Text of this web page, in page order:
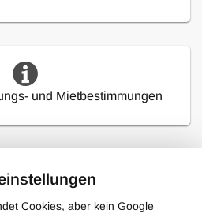
und Mietbestimmungen
798154906 Ferienhäuser,
Cookies, aber kein Google